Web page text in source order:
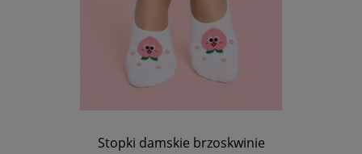
Stopki damskie brzoskwinie